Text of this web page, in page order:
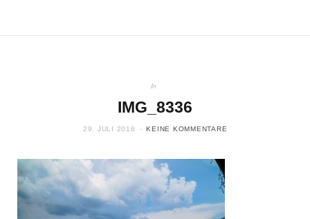
In
IMG_8336
29. JULI 2018 KEINE KOMMENTARE